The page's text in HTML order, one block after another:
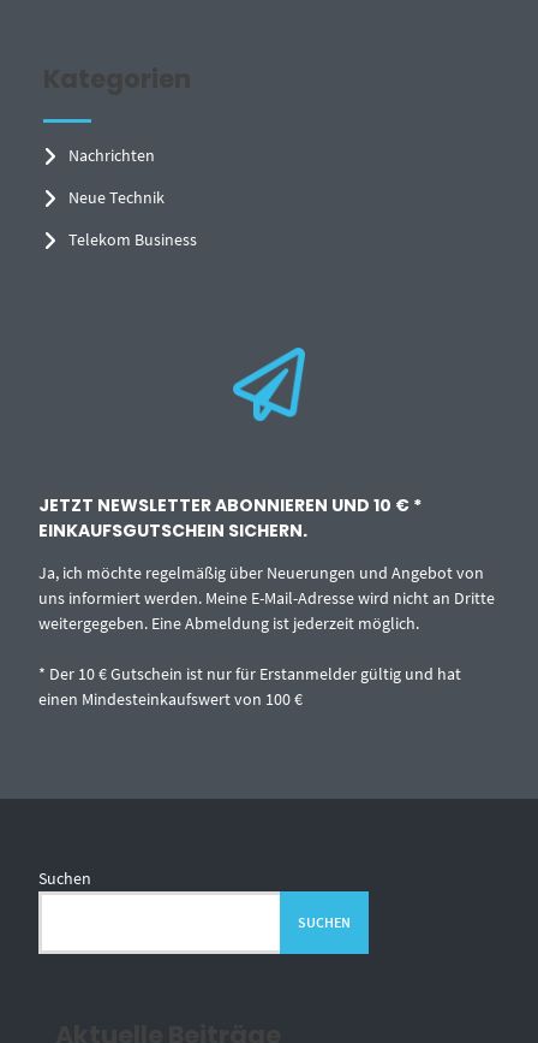
Kategorien
Nachrichten
Neue Technik
Telekom Business
JETZT NEWSLETTER ABONNIEREN UND 10 € *
EINKAUFSGUTSCHEIN SICHERN.
Ja, ich möchte regelmäßig über Neuerungen und Angebot von
uns informiert werden. Meine E-Mail-Adresse wird nicht an Dritte
weitergegeben. Eine Abmeldung ist jederzeit möglich.
* Der 10 € Gutschein ist nur für Erstanmelder gültig und hat
einen Mindesteinkaufswert von 100 €
Suchen
SUCHEN